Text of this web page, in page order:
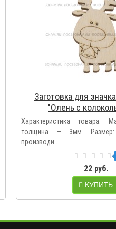
Заготовка для
"Олень с
Характеристика товара:
толщина – 3мм Размер:
производи..
22 руб.
КУПИТЬ